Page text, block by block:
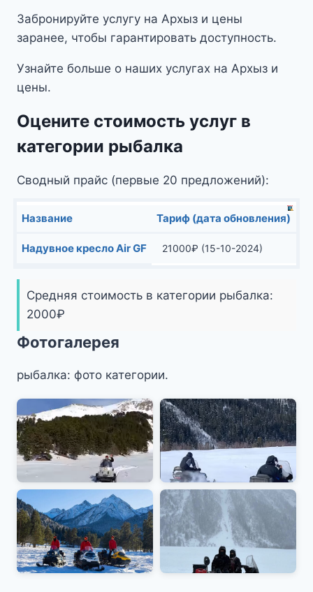
Забронируйте услугу на Архыз и цены
заранее, чтобы гарантировать доступность.
Узнайте больше о наших услугах на Архыз и
цены.
Оцените стоимость услуг в
категории рыбалка
Сводный прайс (первые 20 предложений):
Название Тариф (дата обновления)
Надувное кресло Air GF 21000₽ (15-10-2024)
Средняя стоимость в категории рыбалка:
2000₽
Фотогалерея
рыбалка: фото категории.